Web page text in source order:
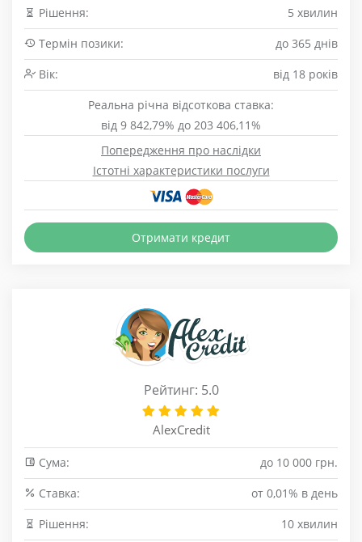
Рішення:
5 хвилин
Термін позики:
до 365 днів
Вік:
від 18 років
Реальна річна відсоткова ставка:
від 9 842,79% до 203 406,11%
Попередження про наслідки
Істотні характеристики послуги
Отримати кредит
Рейтинг: 5.0
AlexCredit
Сума:
до 10 000 грн.
Cтавка:
от 0,01% в день
Рішення:
10 хвилин